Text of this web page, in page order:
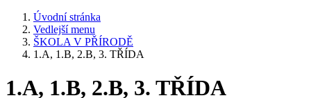
Úvodní stránka
Vedlejší menu
ŠKOLA V PŘÍRODĚ
1.A, 1.B, 2.B, 3. TŘÍDA
1.A, 1.B, 2.B, 3. TŘÍDA